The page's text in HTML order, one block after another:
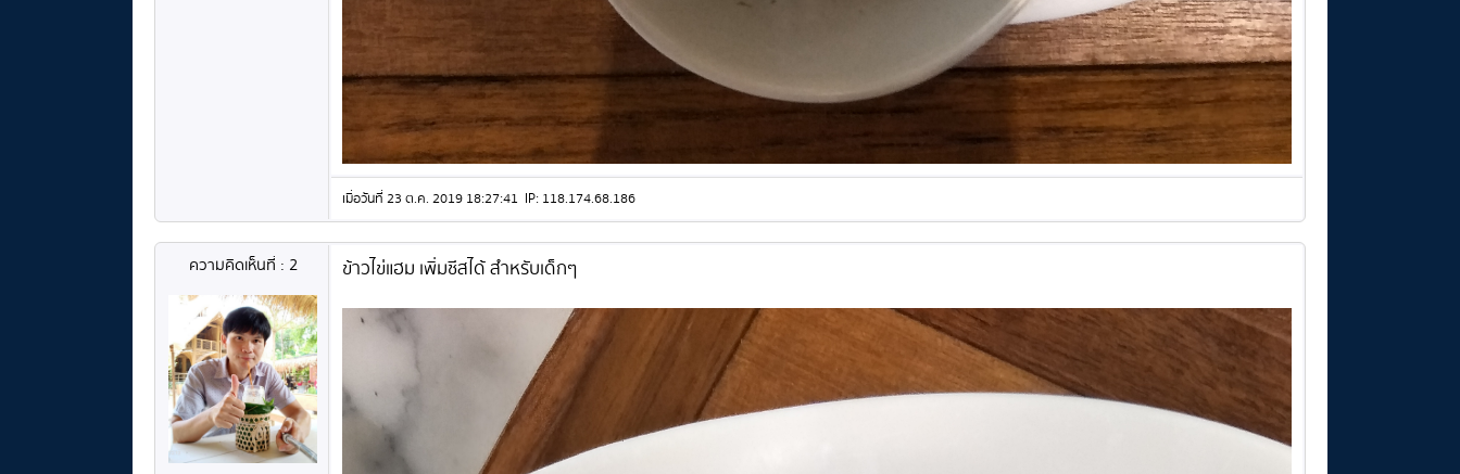
เมื่อวันที่ 23 ต.ค. 2019 18:27:41 IP: 118.174.68.186
ความคิดเห็นที่ : 2 ข้าวไข่แฮม เพิ่มชีสได้ สำหรับเด็กๆ